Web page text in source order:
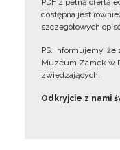
PDF z pełną ofertą
dostępna jest
szczegółowych
PS. Informujemy, że
Muzeum Zamek w
zwiedzających.
Odkryjcie z nami